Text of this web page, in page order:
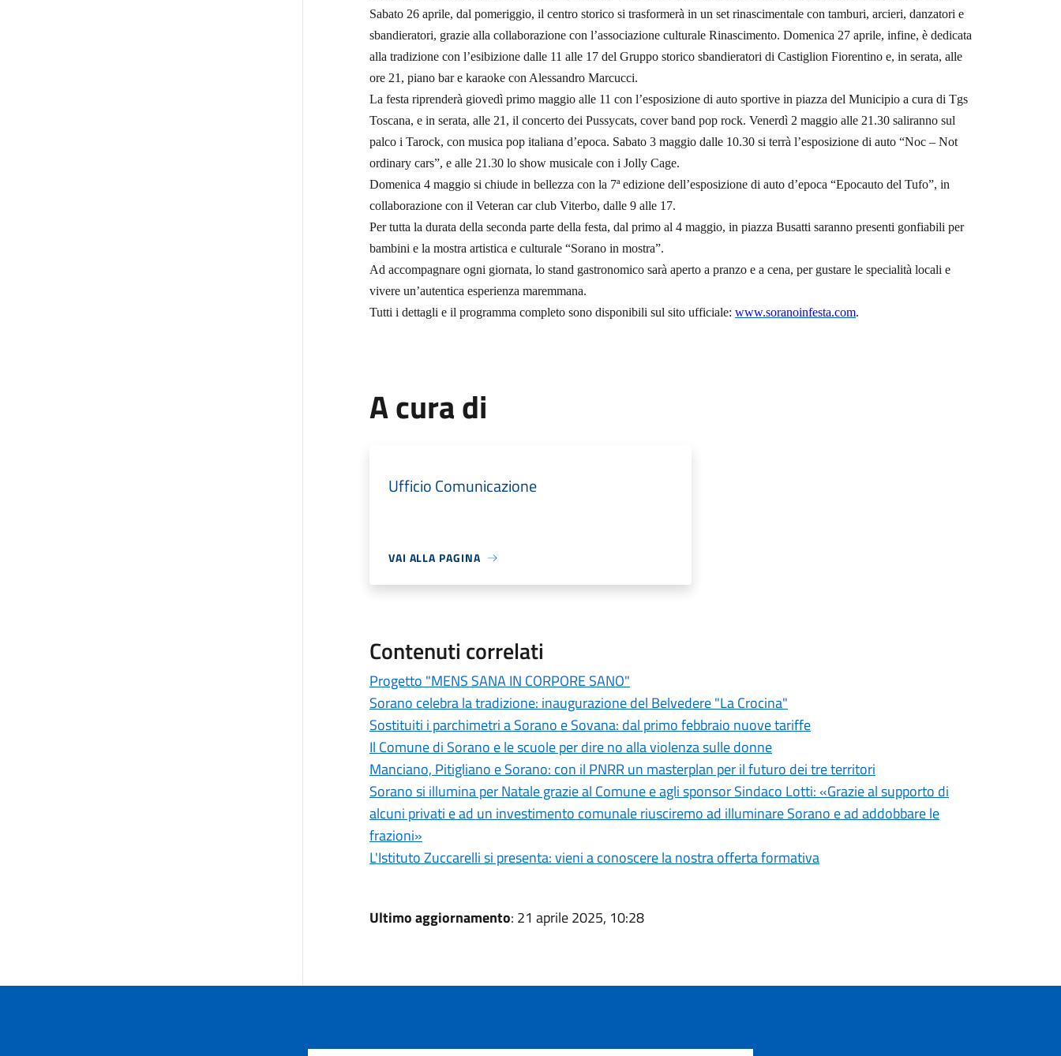
Sabato 26 aprile, dal pomeriggio, il centro storico si trasformerà in un set rinascimentale con tamburi, arcieri, danzatori e
sbandieratori, grazie alla collaborazione con l’associazione culturale Rinascimento. Domenica 27 aprile, infine, è dedicata
alla tradizione con l’esibizione dalle 11 alle 17 del Gruppo storico sbandieratori di Castiglion Fiorentino e, in serata, alle
ore 21, piano bar e karaoke con Alessandro Marcucci.
La festa riprenderà giovedì primo maggio alle 11 con l’esposizione di auto sportive in piazza del Municipio a cura di Tgs
Toscana, e in serata, alle 21, il concerto dei Pussycats, cover band pop rock. Venerdì 2 maggio alle 21.30 saliranno sul
palco i Tarock, con musica pop italiana d’epoca. Sabato 3 maggio dalle 10.30 si terrà l’esposizione di auto “Noc – Not
ordinary cars”, e alle 21.30 lo show musicale con i Jolly Cage.
Domenica 4 maggio si chiude in bellezza con la 7ª edizione dell’esposizione di auto d’epoca “Epocauto del Tufo”, in
collaborazione con il Veteran car club Viterbo, dalle 9 alle 17.
Per tutta la durata della seconda parte della festa, dal primo al 4 maggio, in piazza Busatti saranno presenti gonfiabili per
bambini e la mostra artistica e culturale “Sorano in mostra”.
Ad accompagnare ogni giornata, lo stand gastronomico sarà aperto a pranzo e a cena, per gustare le specialità locali e
vivere un’autentica esperienza maremmana.
Tutti i dettagli e il programma completo sono disponibili sul sito ufficiale: www.soranoinfesta.com.
A cura di
Ufficio Comunicazione
VAI ALLA PAGINA
Contenuti correlati
Progetto "MENS SANA IN CORPORE SANO"
Sorano celebra la tradizione: inaugurazione del Belvedere "La Crocina"
Sostituiti i parchimetri a Sorano e Sovana: dal primo febbraio nuove tariffe
Il Comune di Sorano e le scuole per dire no alla violenza sulle donne
Manciano, Pitigliano e Sorano: con il PNRR un masterplan per il futuro dei tre territori
Sorano si illumina per Natale grazie al Comune e agli sponsor Sindaco Lotti: «Grazie al supporto di
alcuni privati e ad un investimento comunale riusciremo ad illuminare Sorano e ad addobbare le
frazioni»
L'Istituto Zuccarelli si presenta: vieni a conoscere la nostra offerta formativa
Ultimo aggiornamento: 21 aprile 2025, 10:28